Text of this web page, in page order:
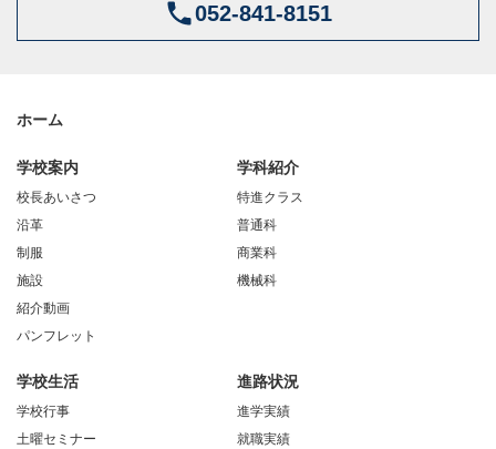
052-841-8151
ホーム
学校案内
校長あいさつ
沿革
制服
施設
紹介動画
パンフレット
学科紹介
特進クラス
普通科
商業科
機械科
学校生活
学校行事
土曜セミナー
進路状況
進学実績
就職実績